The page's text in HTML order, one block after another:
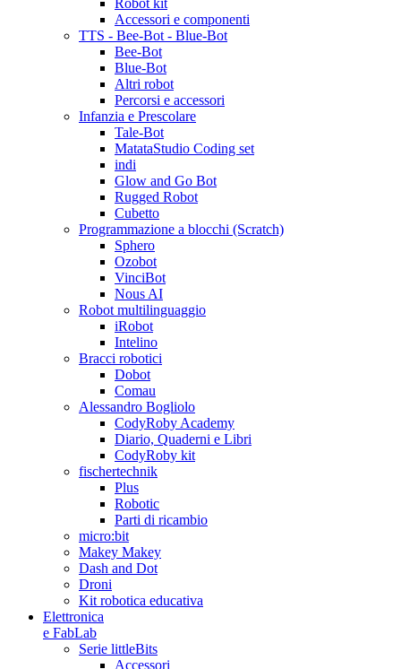
Accessori e componenti
TTS - Bee-Bot - Blue-Bot
Bee-Bot
Blue-Bot
Altri robot
Percorsi e accessori
Infanzia e Prescolare
Tale-Bot
MatataStudio Coding set
indi
Glow and Go Bot
Rugged Robot
Cubetto
Programmazione a blocchi (Scratch)
Sphero
Ozobot
VinciBot
Nous AI
Robot multilinguaggio
iRobot
Intelino
Bracci robotici
Dobot
Comau
Alessandro Bogliolo
CodyRoby Academy
Diario, Quaderni e Libri
CodyRoby kit
fischertechnik
Plus
Robotic
Parti di ricambio
micro:bit
Makey Makey
Dash and Dot
Droni
Kit robotica educativa
Elettronica
e FabLab
Serie littleBits
Accessori